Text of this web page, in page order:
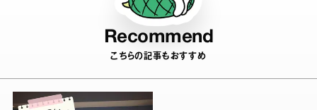
Recommend
こちらの記事もおすすめ